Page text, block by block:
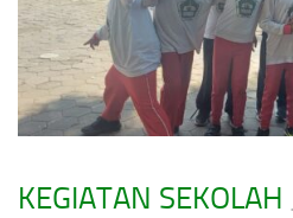
KEGIATAN SEKOLAH